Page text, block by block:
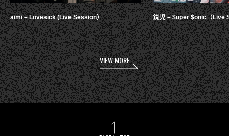
aimi – Lovesick (Live Session） 鋭児 – $uper $onic（Live
VIEW MORE